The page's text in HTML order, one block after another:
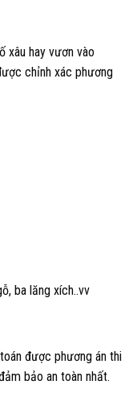
xâu hay vươn vào
chỉnh xác phương
ba lăng xích..vv
được phương án thi
bảo an toàn nhất.